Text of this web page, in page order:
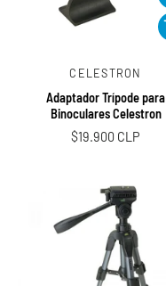
CELESTRON
Adaptador Trípode para
Binoculares Celestron
$19.900 CLP